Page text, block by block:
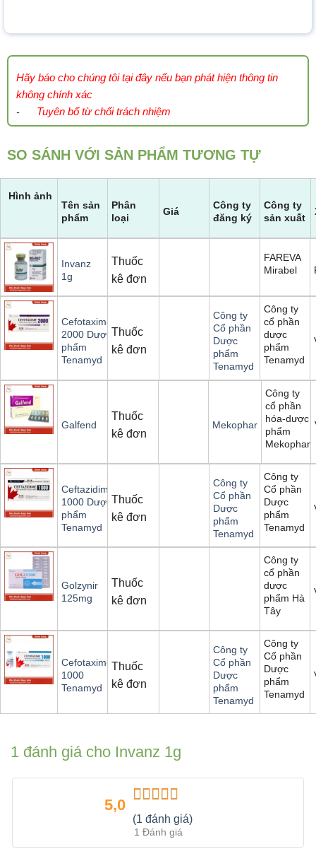
Hãy báo cho chúng tôi tại đây nếu bạn phát hiện thông tin
không chính xác
- Tuyên bố từ chối trách nhiệm
SO SÁNH VỚI SẢN PHẨM TƯƠNG TỰ
Hình ảnh
Tên sản
phẩm
Phân
loại
Giá
Công ty
đăng ký
Công ty
sản xuất
Invanz
1g
Thuốc
kê đơn
FAREVA
Mirabel
Cefotaxime
2000 Dược
phẩm
Tenamyd
Thuốc
kê đơn
Công ty
Cổ phần
Dược
phẩm
Tenamyd
Công ty
cổ phần
dược
phẩm
Tenamyd
Galfend
Thuốc
kê đơn
Mekophar
Công ty
cổ phần
hóa-dược
phẩm
Mekophar
Ceftazidime
1000 Dược
phẩm
Tenamyd
Thuốc
kê đơn
Công ty
Cổ phần
Dược
phẩm
Tenamyd
Công ty
Cổ phần
Dược
phẩm
Tenamyd
Golzynir
125mg
Thuốc
kê đơn
Công ty
cổ phần
dược
phẩm Hà
Tây
Cefotaxime
1000
Tenamyd
Thuốc
kê đơn
Công ty
Cổ phần
Dược
phẩm
Tenamyd
Công ty
Cổ phần
Dược
phẩm
Tenamyd
1 đánh giá cho Invanz 1g
5,0
Được xếp
hạng 5.00
(1 đánh giá)
1 Đánh giá